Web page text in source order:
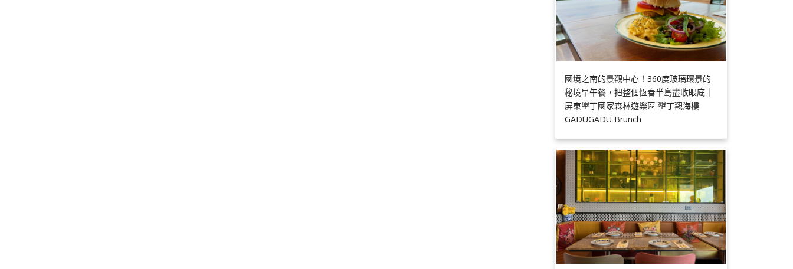
國境之南的景觀中心！360度玻璃環景的
秘境早午餐，把整個恆春半島盡收眼底｜
屏東墾丁國家森林遊樂區 墾丁觀海樓
GADUGADU Brunch